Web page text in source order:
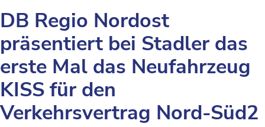
DB Regio Nordost
präsentiert bei Stadler das
erste Mal das Neufahrzeug
KISS für den
Verkehrsvertrag Nord-Süd2